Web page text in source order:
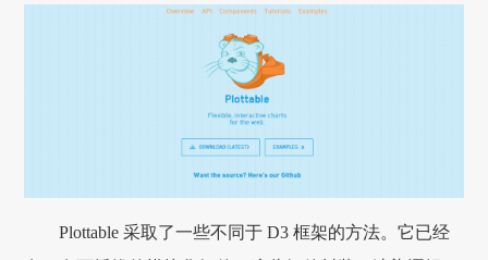
Plottable 采取了一些不同于 D3 框架的方法。它已经